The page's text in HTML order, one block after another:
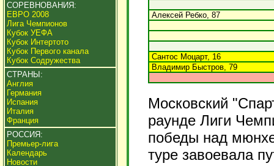
СОРЕВНОВАНИЯ:
ЕВРО 2008
Лига Чемпионов
Кубок УЕФА
Кубок Интертото
Кубок Первого канала
Кубок Содружества
СТРАНЫ:
Англия
Германия
Испания
Италия
Франция
РОССИЯ:
Премьер-лига
Календарь
Новости
Алексей Ребко, 87
Сантос Моцарт, 16
Владимир Быстров, 79
Московский
раунде Лиги
победы над
туре завоевала